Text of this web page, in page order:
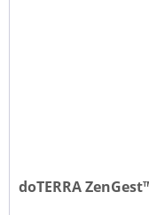
doTERRA